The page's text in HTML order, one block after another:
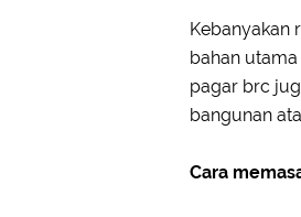
Kebanyakan
bahan
pagar brc
bangunan
Cara